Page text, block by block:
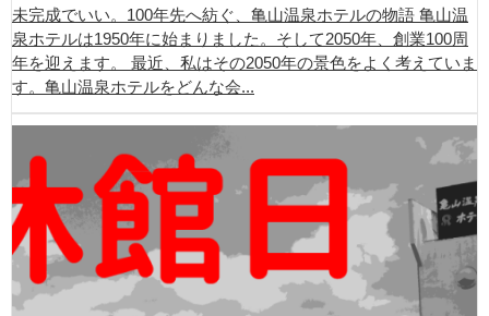
未完成でいい。100年先へ紡ぐ、亀山温泉ホテルの物語 亀山温
泉ホテルは1950年に始まりました。そして2050年、創業100周
年を迎えます。 最近、私はその2050年の景色をよく考えていま
す。亀山温泉ホテルをどんな会...